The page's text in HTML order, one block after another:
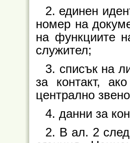
2. единен
номер на
на функциите
служител;
3. списък на
за контакт,
централно
4. данни за
2. В ал. 2 след